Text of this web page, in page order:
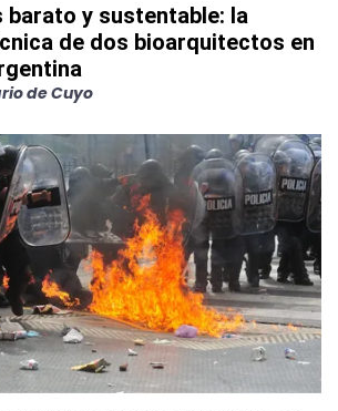
barato y sustentable: la
de dos bioarquitectos en
de Cuyo